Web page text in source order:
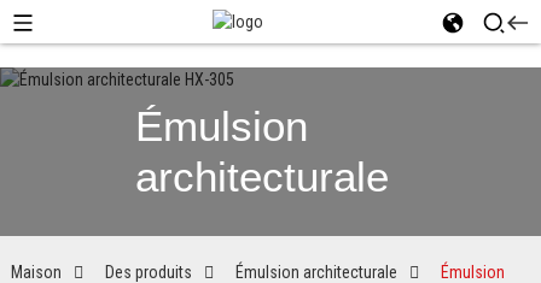
Émulsion
architecturale
Maison Des produits Émulsion architecturale
Émulsion